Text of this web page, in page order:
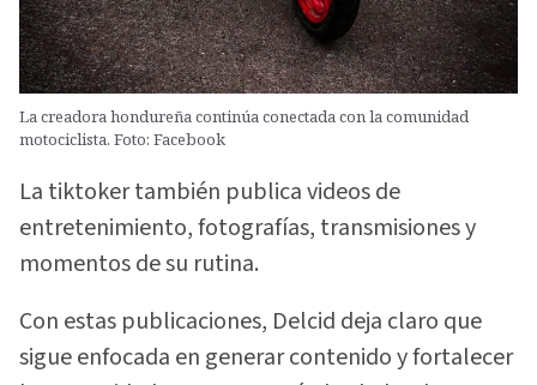
La creadora hondureña continúa conectada con la comunidad
motociclista. Foto: Facebook
La tiktoker también publica videos de
entretenimiento, fotografías, transmisiones y
momentos de su rutina.
Con estas publicaciones, Delcid deja claro que
sigue enfocada en generar contenido y fortalecer